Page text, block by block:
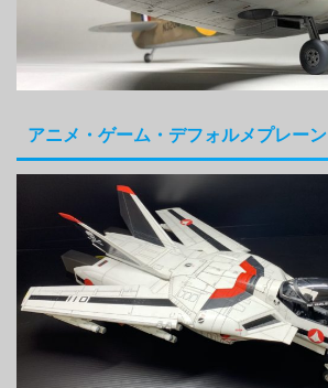
アニメ・ゲーム・デフォルメプレーン